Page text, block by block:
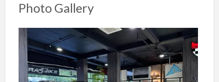
Photo Gallery